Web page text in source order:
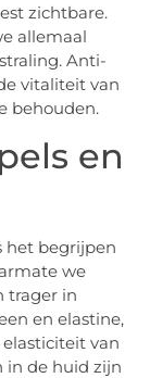
zichtbare.
allemaal
Anti-
vitaliteit van
behouden.
en
het begrijpen
we
trager in
en elastine,
van
in de huid zijn